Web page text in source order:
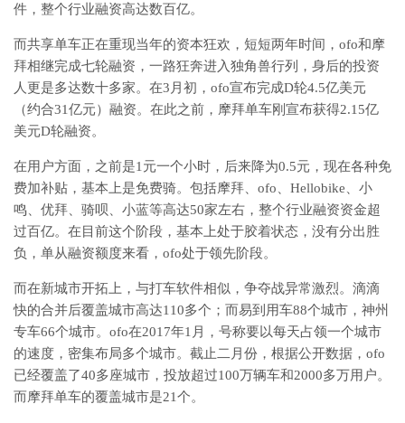
件，整个行业融资高达数百亿。
而共享单车正在重现当年的资本狂欢，短短两年时间，ofo和摩
拜相继完成七轮融资，一路狂奔进入独角兽行列，身后的投资
人更是多达数十多家。在3月初，ofo宣布完成D轮4.5亿美元
（约合31亿元）融资。在此之前，摩拜单车刚宣布获得2.15亿
美元D轮融资。
在用户方面，之前是1元一个小时，后来降为0.5元，现在各种免
费加补贴，基本上是免费骑。包括摩拜、ofo、Hellobike、小
鸣、优拜、骑呗、小蓝等高达50家左右，整个行业融资资金超
过百亿。在目前这个阶段，基本上处于胶着状态，没有分出胜
负，单从融资额度来看，ofo处于领先阶段。
而在新城市开拓上，与打车软件相似，争夺战异常激烈。滴滴
快的合并后覆盖城市高达110多个；而易到用车88个城市，神州
专车66个城市。ofo在2017年1月，号称要以每天占领一个城市
的速度，密集布局多个城市。截止二月份，根据公开数据，ofo
已经覆盖了40多座城市，投放超过100万辆车和2000多万用户。
而摩拜单车的覆盖城市是21个。